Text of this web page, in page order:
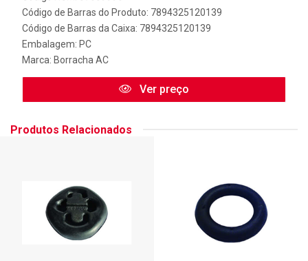
Código de Barras do Produto: 7894325120139
Código de Barras da Caixa: 7894325120139
Embalagem: PC
Marca: Borracha AC
Ver preço
Produtos Relacionados